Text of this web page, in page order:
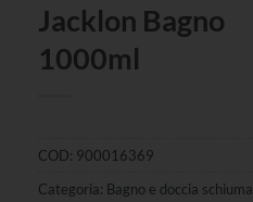
Jacklon Bagno
1000ml
COD: 900016369
Categoria: Bagno e doccia schiuma